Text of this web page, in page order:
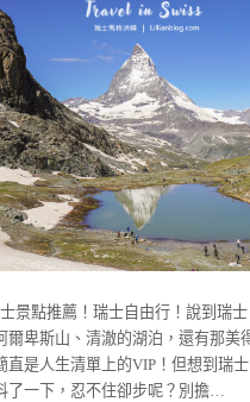
景點推薦！瑞士自由行！說到瑞
爾卑斯山、清澈的湖泊，還有那美
直是人生清單上的VIP！但想到瑞
了一下，忍不住卻步呢？別擔…